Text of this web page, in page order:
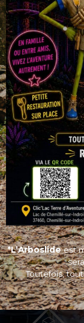
SANS BAUDRIER
RESERVE 3/5 ANS
*L’Arboslideest
Toutefois,